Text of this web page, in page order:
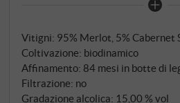
invecchia due volte più a lungo
ridotte. Proviene da un unico
confini della Slovenia ed è
da Merlot con un pizzico di
per oltre 84 mesi in botte e altri
Vitigni: 95% Merlot, 5% Cabernet
Coltivazione: biodinamico
Affinamento: 84 mesi in botte di
Filtrazione: no
Gradazione alcolica: 15,00 % vol